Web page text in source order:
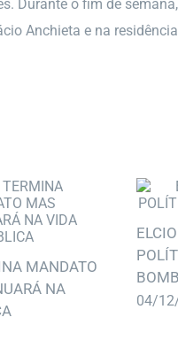
Durante o fim de
Anchieta e na
MANDATO
NA
04/